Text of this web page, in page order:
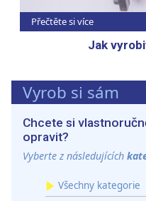
Přečtěte si více
Jak
Vyrob si sám
Chcete si
opravit?
Vyberte z následujících
Všechny kategorie